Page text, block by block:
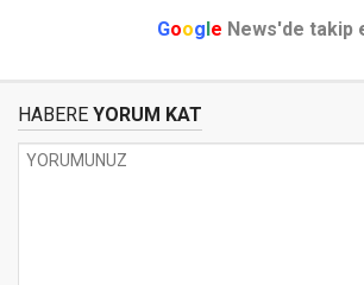
Google News'de takip
HABERE YORUM KAT